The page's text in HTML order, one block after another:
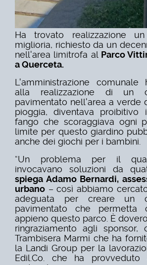
Ha trovato realizzazione
miglioria, richiesto da un
nell'area limitrofa al Parco
a Querceta.
L'amministrazione comunale
alla realizzazione di un
pavimentato nell'area a verde
pioggia, diventava proibitivo
fango che scoraggiava ogni
limite per questo giardino
anche dei giochi per i bambini.
“Un problema per il
invocavano soluzioni da
spiega Adamo Bernardi,
urbano – così abbiamo
adeguata per creare un
pavimentato che permetta
appieno questo parco. È
ringraziamento agli sponsor,
Trambisera Marmi che ha
la Landi Group per la
Edil.Co. che ha